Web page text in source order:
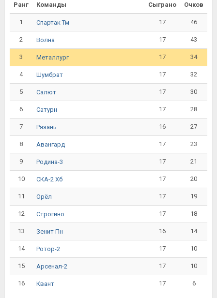
Ранг Команды Сыграно Очков
1 Спартак Тм 17 46
2 Волна 17 43
3 Металлург 17 34
4 Шумбрат 17 32
5 Салют 17 30
6 Сатурн 17 28
7 Рязань 16 27
8 Авангард 17 23
9 Родина-3 17 21
10 СКА-2 Хб 17 20
11 Орёл 17 19
12 Строгино 17 18
13 Зенит Пн 16 14
14 Ротор-2 17 10
15 Арсенал-2 17 10
16 Квант 17 6